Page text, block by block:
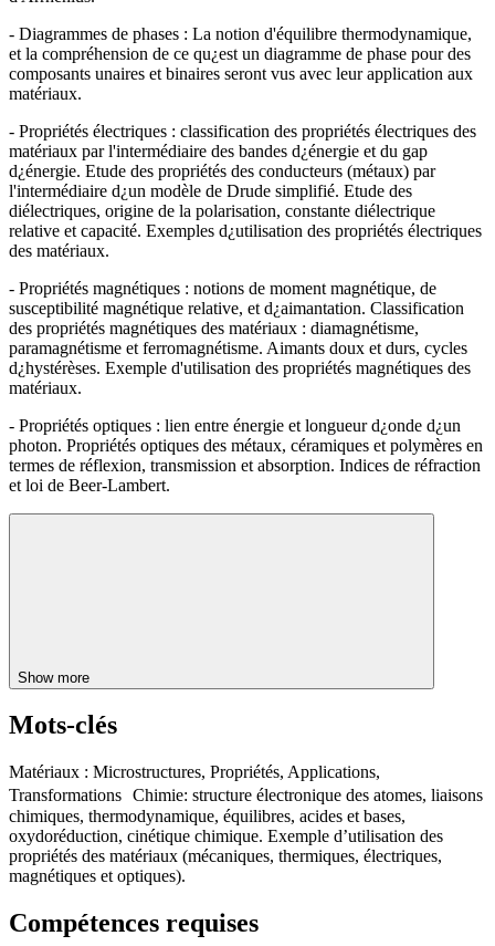
- Diagrammes de phases : La notion d'équilibre thermodynamique,
et la compréhension de ce qu¿est un diagramme de phase pour des
composants unaires et binaires seront vus avec leur application aux
matériaux.
- Propriétés électriques : classification des propriétés électriques des
matériaux par l'intermédiaire des bandes d¿énergie et du gap
d¿énergie. Etude des propriétés des conducteurs (métaux) par
l'intermédiaire d¿un modèle de Drude simplifié. Etude des
diélectriques, origine de la polarisation, constante diélectrique
relative et capacité. Exemples d¿utilisation des propriétés électriques
des matériaux.
- Propriétés magnétiques : notions de moment magnétique, de
susceptibilité magnétique relative, et d¿aimantation. Classification
des propriétés magnétiques des matériaux : diamagnétisme,
paramagnétisme et ferromagnétisme. Aimants doux et durs, cycles
d¿hystérèses. Exemple d'utilisation des propriétés magnétiques des
matériaux.
- Propriétés optiques : lien entre énergie et longueur d¿onde d¿un
photon. Propriétés optiques des métaux, céramiques et polymères en
termes de réflexion, transmission et absorption. Indices de réfraction
et loi de Beer-Lambert.
Show more
Mots-clés
Matériaux : Microstructures, Propriétés, Applications,
Transformations Chimie: structure électronique des atomes, liaisons
chimiques, thermodynamique, équilibres, acides et bases,
oxydoréduction, cinétique chimique. Exemple d’utilisation des
propriétés des matériaux (mécaniques, thermiques, électriques,
magnétiques et optiques).
Compétences requises